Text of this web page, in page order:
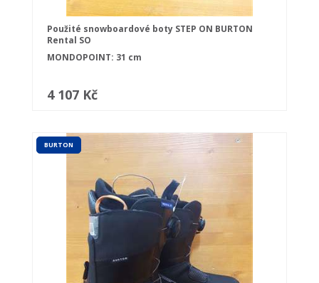
Použité snowboardové boty STEP ON BURTON
Rental SO
MONDOPOINT: 31 cm
4 107 Kč
BURTON